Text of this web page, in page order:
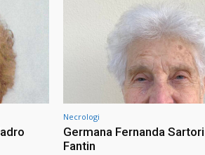
Necrologi
Germana Fernanda
Fantin